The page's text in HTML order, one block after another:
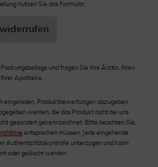
nutzen Sie das Formular:
und fragen Sie Ihre Ärztin, Ihren
Apotheke.
eingeladen, Produktbewertungen abzugeben.
werden, die das Produkt nicht bei uns
gesondert gekennzeichnet. Bitte beachten Sie,
entsprechen müssen. Jede eingehende
Authentizitätskontrolle unterzogen und kann
oder gelöscht werden.